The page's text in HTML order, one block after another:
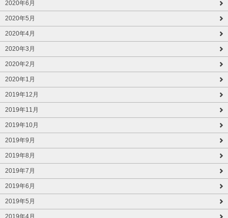
2020年6月
2020年5月
2020年4月
2020年3月
2020年2月
2020年1月
2019年12月
2019年11月
2019年10月
2019年9月
2019年8月
2019年7月
2019年6月
2019年5月
2019年4月